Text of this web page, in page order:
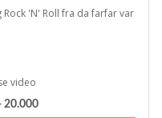
'N' Roll fra da farfar var
video
20.000